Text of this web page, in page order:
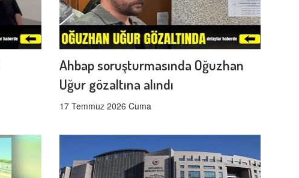
Ahbap soruşturmasında Oğuzhan
Uğur gözaltına alındı
17 Temmuz 2026 Cuma